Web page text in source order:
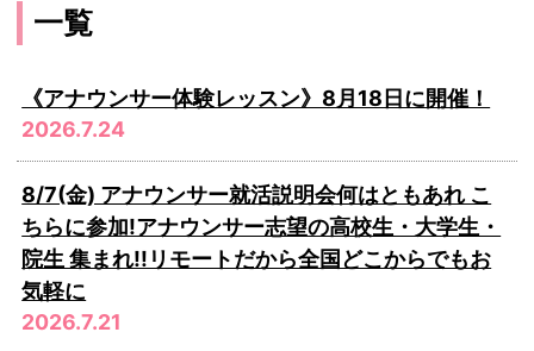
一覧
《アナウンサー体験レッスン》8月18日に開催！
2026.7.24
8/7(金) アナウンサー就活説明会何はともあれ こ
ちらに参加!アナウンサー志望の高校生・大学生・
院生 集まれ!!リモートだから全国どこからでもお
気軽に
2026.7.21